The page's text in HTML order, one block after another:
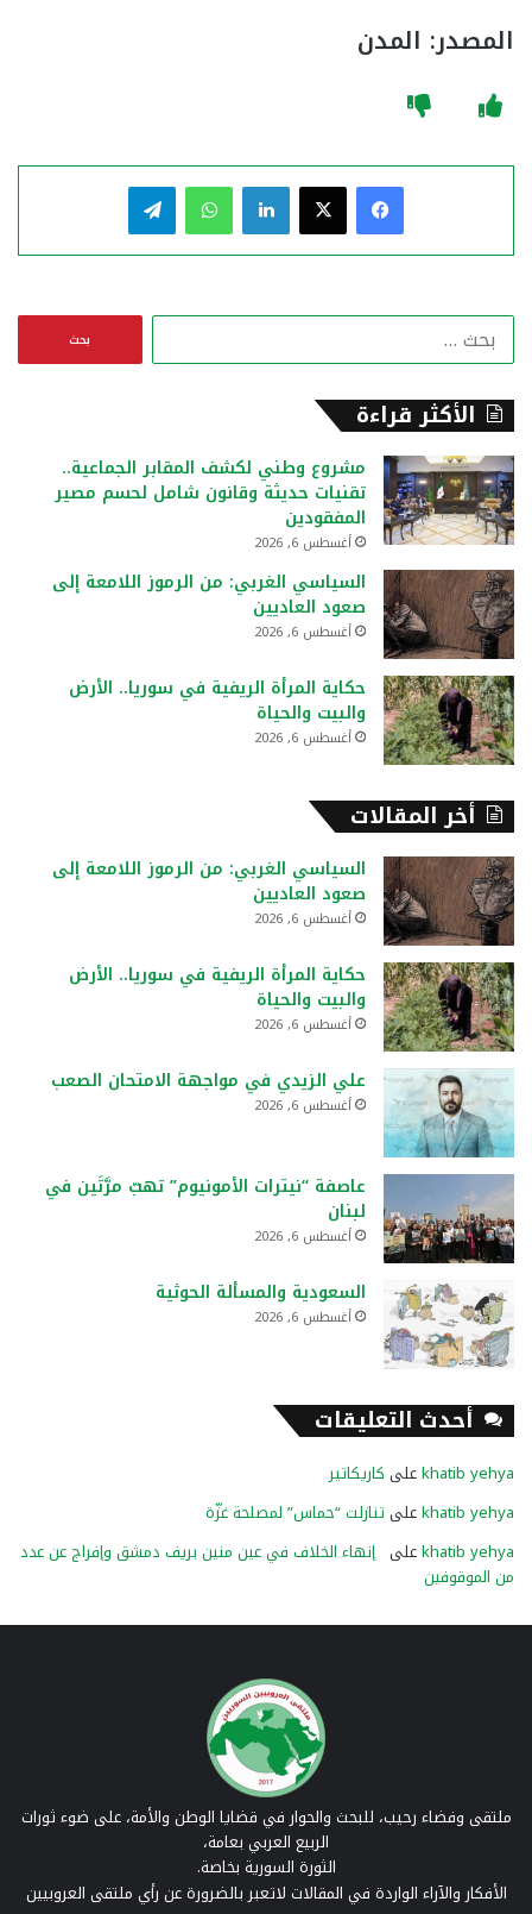
المصدر: المدن
فيسبوك لينكدإن واتساب
ن
الأكثر قراءة
مشروع وطني لكشف المقابر الجماعية..
تقنيات حديثة وقانون شامل لحسم مصير
المفقودين
أغسطس 6, 2026
السياسي الغربي: من الرموز اللامعة إلى
صعود العاديين
أغسطس 6, 2026
حكاية المرأة الريفية في سوريا.. الأرض
والبيت والحياة
أغسطس 6, 2026
أخر المقالات
السياسي الغربي: من الرموز اللامعة إلى
صعود العاديين
أغسطس 6, 2026
حكاية المرأة الريفية في سوريا.. الأرض
والبيت والحياة
أغسطس 6, 2026
علي الزيدي في مواجهة الامتحان الصعب
أغسطس 6, 2026
عاصفة “نيترات الأمونيوم” تهبّ مرَّتَين في
لبنان
أغسطس 6, 2026
السعودية والمسألة الحوثية
أغسطس 6, 2026
أحدث التعليقات
khatib yehyaعلى كاريكاتير
khatib yehyaعلى تنازلت “حماس” لمصلحة غزّة
khatib yehyaعلى إنهاء الخلاف في عين منين بريف دمشق وإفراج عن عدد
من الموقوفين
ملتقى وفضاء رحيب، للبحث والحوار في قضايا الوطن والأمة، على ضوء ثورات
الربيع العربي بعامة،
الثورة السورية بخاصة.
الأفكار والآراء الواردة في المقالات لاتعبر بالضرورة عن رأي ملتقى العروبيين